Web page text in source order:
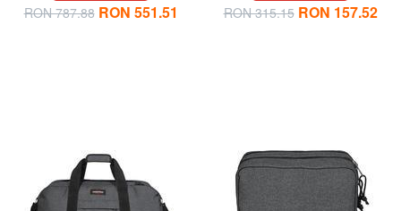
RON 787.88 RON 551.51 RON 315.15 RON 157.52